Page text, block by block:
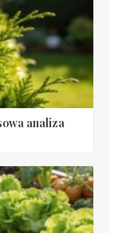
analiza